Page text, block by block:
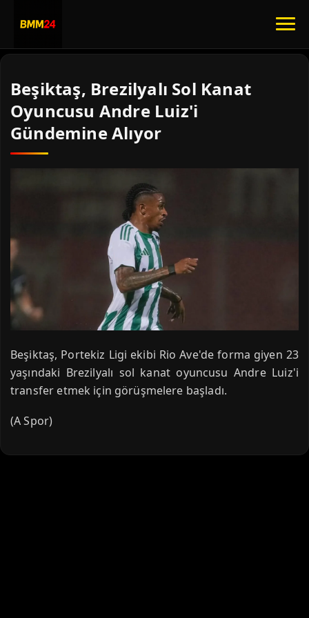
Beşiktaş, Brezilyalı Sol Kanat
Oyuncusu Andre Luiz'i
Gündemine Alıyor
Beşiktaş, Portekiz Ligi ekibi Rio Ave'de forma giyen 23
yaşındaki Brezilyalı sol kanat oyuncusu Andre Luiz'i
transfer etmek için görüşmelere başladı.
(A Spor)